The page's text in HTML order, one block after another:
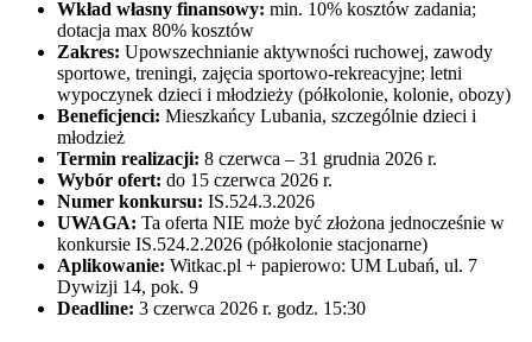
Wkład własny finansowy: min. 10% kosztów zadania;
dotacja max 80% kosztów
Zakres: Upowszechnianie aktywności ruchowej, zawody
sportowe, treningi, zajęcia sportowo-rekreacyjne; letni
wypoczynek dzieci i młodzieży (półkolonie, kolonie, obozy)
Beneficjenci: Mieszkańcy Lubania, szczególnie dzieci i
młodzież
Termin realizacji: 8 czerwca – 31 grudnia 2026 r.
Wybór ofert: do 15 czerwca 2026 r.
Numer konkursu: IS.524.3.2026
UWAGA: Ta oferta NIE może być złożona jednocześnie w
konkursie IS.524.2.2026 (półkolonie stacjonarne)
Aplikowanie: Witkac.pl + papierowo: UM Lubań, ul. 7
Dywizji 14, pok. 9
Deadline: 3 czerwca 2026 r. godz. 15:30